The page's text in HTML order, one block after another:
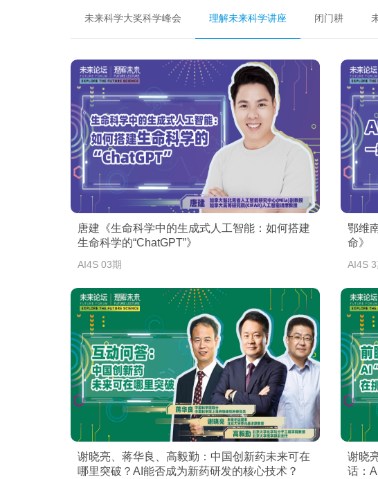
未来科学大奖科学峰会 理解未来科学讲座 闭门耕
唐建《生命科学中的生成式人工智能：如何搭建
生命科学的“ChatGPT”》
AI4S 03期
鄂维
命》
AI4S 3
谢晓亮、蒋华良、高毅勤：中国创新药未来可在
哪里突破？AI能否成为新药研发的核心技术？
谢晓
话：